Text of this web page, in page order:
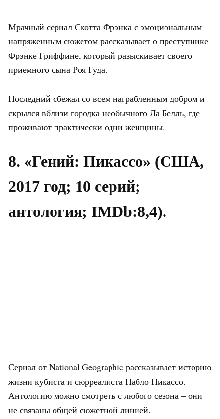
Мрачный сериал Скотта Фрэнка с эмоциональным
напряженным сюжетом рассказывает о преступнике
Фрэнке Гриффине, который разыскивает своего
приемного сына Роя Гуда.
Последний сбежал со всем награбленным добром и
скрылся вблизи городка необычного Ла Белль, где
проживают практически одни женщины.
8. «Гений: Пикассо» (США,
2017 год; 10 серий;
антология; IMDb:8,4).
Сериал от National Geographic рассказывает историю
жизни кубиста и сюрреалиста Пабло Пикассо.
Антологию можно смотреть с любого сезона – они
не связаны общей сюжетной линией.